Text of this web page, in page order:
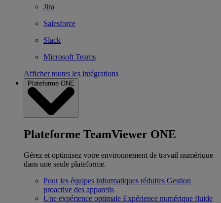
Jira
Salesforce
Slack
Microsoft Teams
Afficher toutes les intégrations
Plateforme ONE
Plateforme TeamViewer ONE
Gérez et optimisez votre environnement de travail numérique
dans une seule plateforme.
Pour les équipes informatiques réduites Gestion
proactive des appareils
Une expérience optimale Expérience numérique fluide